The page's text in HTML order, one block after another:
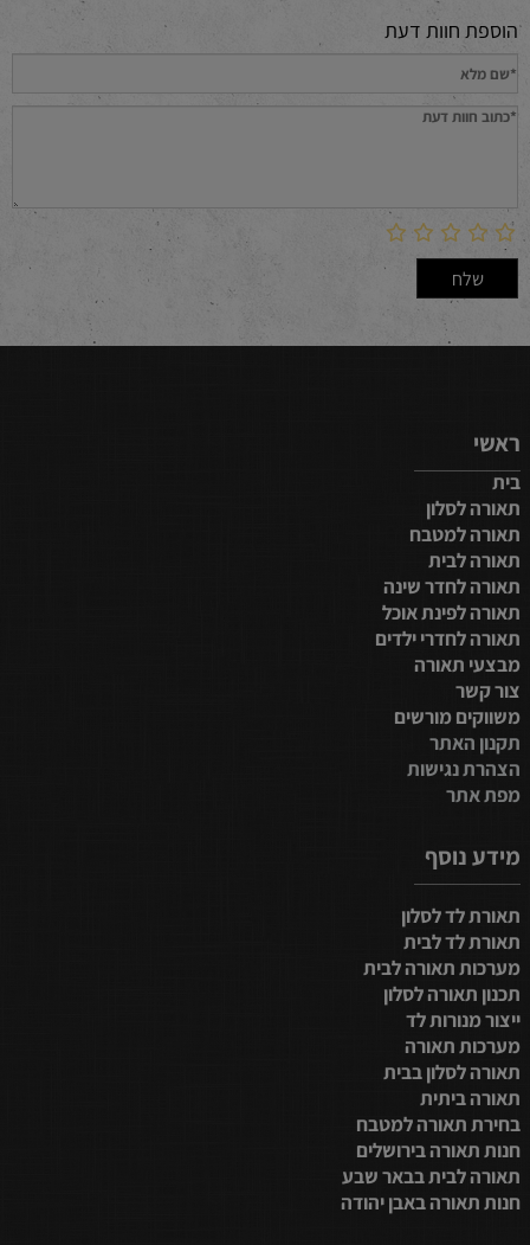
הוספת חוות דעת
ראשי
בית
תאורה לסלון
תאורה למטבח
תאורה לבית
תאורה לחדר שינה
תאורה לפינת אוכל
תאורה לחדרי ילדים
מבצעי תאורה
צור קשר
משווקים מורשים
תקנון האתר
הצהרת נגישות
מפת אתר
מידע נוסף
תאורת לד לסלון
תאורת לד לבית
מערכות תאורה לבית
תכנון תאורה לסלון
ייצור מנורות לד
מערכות תאורה
תאורה לסלון בבית
תאורה ביתית
בחירת תאורה למטבח
חנות תאורה בירושלים
תאורה לבית בבאר שבע
חנות תאורה באבן יהודה